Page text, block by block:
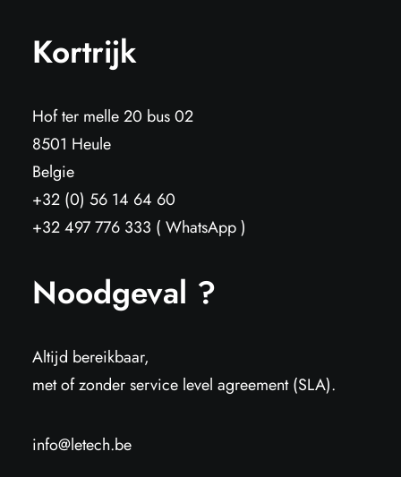
Kortrijk
Hof ter melle 20 bus 02
8501 Heule
Belgie
+32 (0) 56 14 64 60
+32 497 776 333 ( WhatsApp )
Noodgeval ?
Altijd bereikbaar,
met of zonder service level agreement (SLA).
info@letech.be